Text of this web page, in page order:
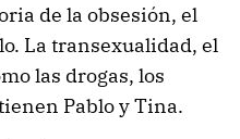
de la obsesión, el
La transexualidad, el
las drogas, los
Pablo y Tina.